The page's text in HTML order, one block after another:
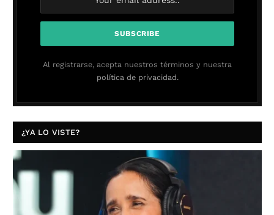
Al registrarse, acepta nuestros términos y nuestra
política de privacidad.
¿YA LO VISTE?